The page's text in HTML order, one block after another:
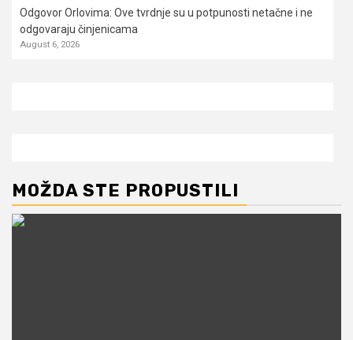
Odgovor Orlovima: ​Ove tvrdnje su u potpunosti netačne i ne
odgovaraju činjenicama
August 6, 2026
MOŽDA STE PROPUSTILI